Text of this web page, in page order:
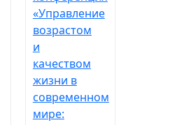
«Управление
возрастом
и
качеством
жизни в
современном
мире: